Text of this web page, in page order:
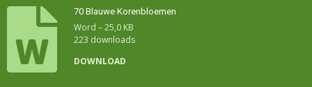
70 Blauwe Korenbloemen
Word – 25,0 KB
223 downloads
DOWNLOAD